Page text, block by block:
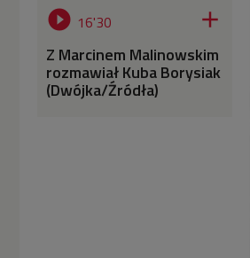
 16'30 
Z Marcinem Malinowskim
rozmawiał Kuba Borysiak
(Dwójka/Źródła)